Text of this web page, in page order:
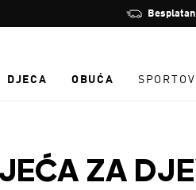
Učlani se i ostvari
DJECA OBUĆA SPORTOVI
ZA